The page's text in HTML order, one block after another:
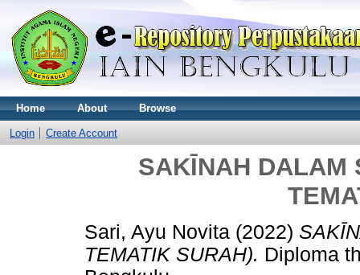
Home About Browse
Login Create Account
SAKĪNAH DALAM
Sari, Ayu Novita (2022)
TEMATIK SURAH). Diploma